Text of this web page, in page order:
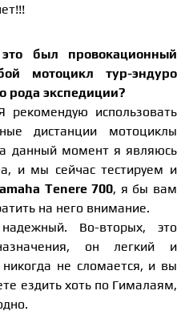
был провокационный
мотоцикл тур-эндуро
рода экспедиции?
рекомендую использовать
дистанции мотоциклы
данный момент я являюсь
и мы сейчас тестируем и
Tenere 700, я бы вам
на него внимание.
Во-вторых, это
он легкий и
не сломается, и вы
ездить хоть по Гималаям,